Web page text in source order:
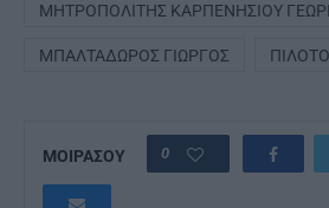
ΜΗΤΡΟΠΟΛΊΤΗΣ ΚΑΡΠΕΝΗΣΊΟΥ
ΜΠΑΛΤΑΔΏΡΟΣ ΓΙΏΡΓΟΣ
ΜΟΙΡΑΣΟΥ 0